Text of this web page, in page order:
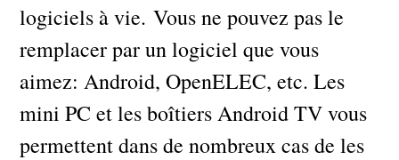
logiciels à vie. Vous ne pouvez pas le
remplacer par un logiciel que vous
aimez: Android, OpenELEC, etc. Les
mini PC et les boîtiers Android TV vous
permettent dans de nombreux cas de les